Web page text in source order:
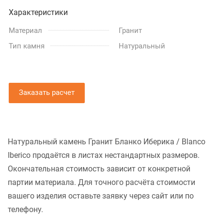
Характеристики
Материал
Гранит
Тип камня
Натуральный
Заказать расчет
Натуральный камень Гранит Бланко Иберика / Blanco
Iberico продаётся в листах нестандартных размеров.
Окончательная стоимость зависит от конкретной
партии материала. Для точного расчёта стоимости
вашего изделия оставьте заявку через сайт или по
телефону.